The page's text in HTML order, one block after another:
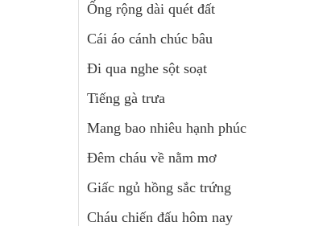
Ống rộng dài quét đất
Cái áo cánh chúc bâu
Đi qua nghe sột soạt
Tiếng gà trưa
Mang bao nhiêu hạnh phúc
Đêm cháu về nằm mơ
Giấc ngủ hồng sắc trứng
Cháu chiến đấu hôm nay